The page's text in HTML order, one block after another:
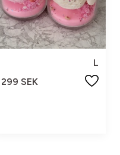
L
299 SEK